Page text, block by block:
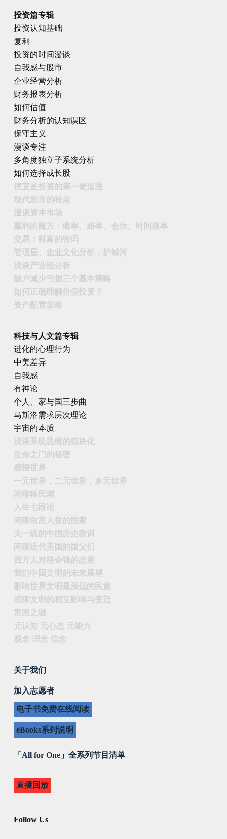
投资篇专辑
投资认知基础
复利
投资的时间漫谈
自我感与股市
企业经营分析
财务报表分析
如何估值
财务分析的认知误区
保守主义
漫谈专注
多角度独立子系统分析
如何选择成长股
便宜是投资的第一硬道理
现代股市的特点
漫谈资本市场
赢利的魔方：概率、赔率、仓位、时间频率
交易：财富的密码
管理层、企业文化分析，护城河
浅谈产业链分析
散户减少亏损三个基本策略
如何正确理解价值投资？
资产配置策略
科技与人文篇专辑
进化的心理行为
中美差异
自我感
有神论
个人、家与国三步曲
马斯洛需求层次理论
宇宙的本质
浅谈系统思维的模块化
生命之门的秘密
感悟世界
一元世界，二元世界，多元世界
闲聊移民潮
人生七段论
闲聊由富入贫的国家
大一统的中国历史教训
闲聊近代美国的国父们
西方人对待金钱的态度
我们中国文明的未来展望
影响世界文明最深远的民族
戏聊文明的相互影响与变迁
富国之谜
元认知 元心态 元能力
观念 理念 信念
关于我们
加入志愿者
电子书免费在线阅读
eBooks系列说明
「All for One」全系列节目清单
直播回放
Follow Us